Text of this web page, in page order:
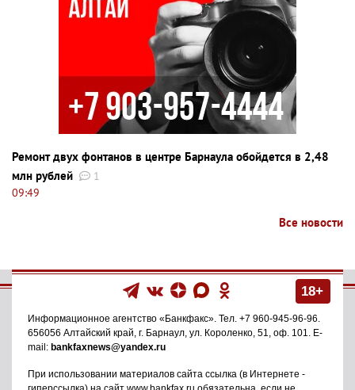
Ремонт двух фонтанов в центре Барнаула обойдется в 2,48
млн рублей
1
09:49
Все новости
18+
Информационное агентство «Банкфакс» . Тел. +7 960-945-96-96
656056 Алтайский край, г. Барнаул ул. Короленко, 51, оф. 101
. E-
mail: bankfaxnews@yandex.ru
При использовании материалов сайта ссылка (в Интернете -